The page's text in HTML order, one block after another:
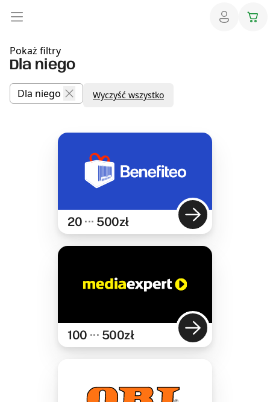
Pokaż filtry
Dla niego
Dla niego Wyczyść wszystko
20 ··· 500zł
100 ··· 500zł